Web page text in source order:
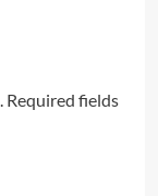
Required fields